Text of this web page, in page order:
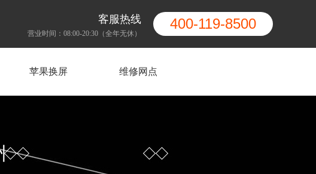
客服热线
营业时间：08:00-20:30（全年无休）
400-119-8500
苹果换屏 维修网点